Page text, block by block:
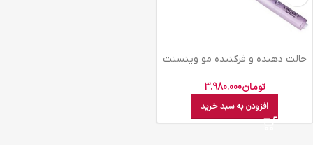
حالت دهنده و فرکننده مو وینسنت
تومان3.980.000
افزودن به سبد خرید